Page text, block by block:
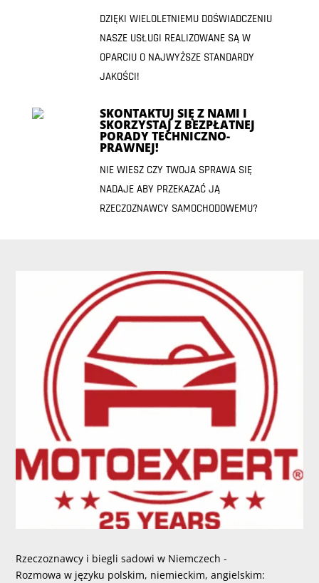
DZIĘKI WIELOLETNIEMU DOŚWIADCZENIU
NASZE USŁUGI REALIZOWANE SĄ W
OPARCIU O NAJWYŻSZE STANDARDY
JAKOŚCI!
SKONTAKTUJ SIĘ Z NAMI I
SKORZYSTAJ Z BEZPŁATNEJ
PORADY TECHNICZNO-
PRAWNEJ!
NIE WIESZ CZY TWOJA SPRAWA SIĘ
NADAJE ABY PRZEKAZAĆ JĄ
RZECZOZNAWCY SAMOCHODOWEMU?
Rzeczoznawcy i biegli sadowi w Niemczech -
Rozmowa w języku polskim, niemieckim, angielskim: